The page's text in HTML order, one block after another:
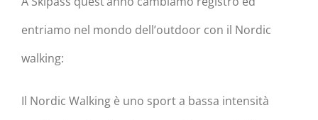
entriamo nel mondo dell’outdoor con il Nordic
walking:
Il Nordic Walking è uno sport a bassa intensità